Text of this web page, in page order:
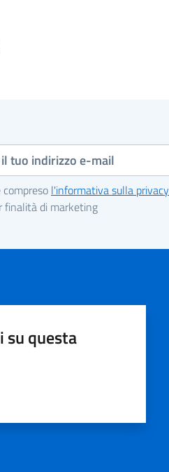
mail
l'informativa sulla privacy
finalità di marketing
su questa